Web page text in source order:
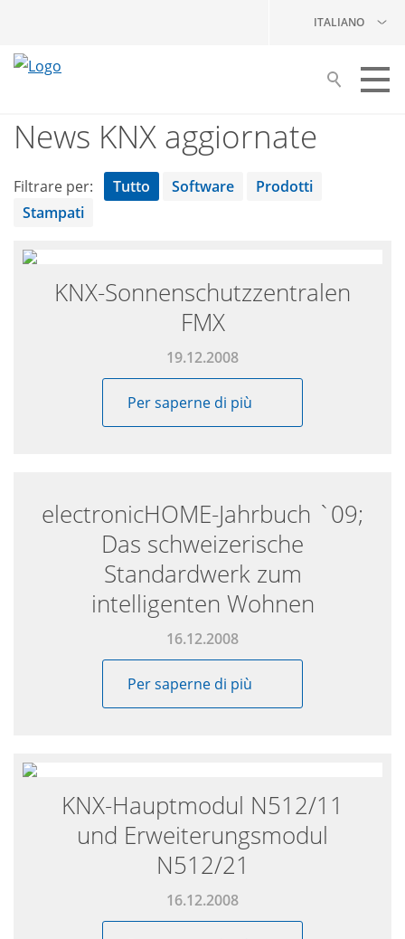
ITALIANO
Costruire con KNX
I vostri partner
Formazione
Pubblicazioni
KNX Swiss
News KNX aggiornate
News KNX aggiornate
Filtrare per: Tutto Software
Prodotti
Stampati
KNX-Sonnenschutzzentralen
FMX
19.12.2008
Per saperne di più
electronicHOME-Jahrbuch `09;
Das schweizerische
Standardwerk zum
intelligenten Wohnen
16.12.2008
Per saperne di più
KNX-Hauptmodul N512/11
und Erweiterungsmodul
N512/21
16.12.2008